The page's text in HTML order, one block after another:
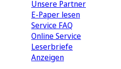
Unsere Partner
E-Paper lesen
Service FAQ
Online Service
Leserbriefe
Anzeigen